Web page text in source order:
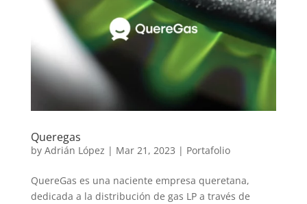
Queregas
by Adrián López | Mar 21, 2023 | Portafolio
QuereGas es una naciente empresa queretana,
dedicada a la distribución de gas LP a través de